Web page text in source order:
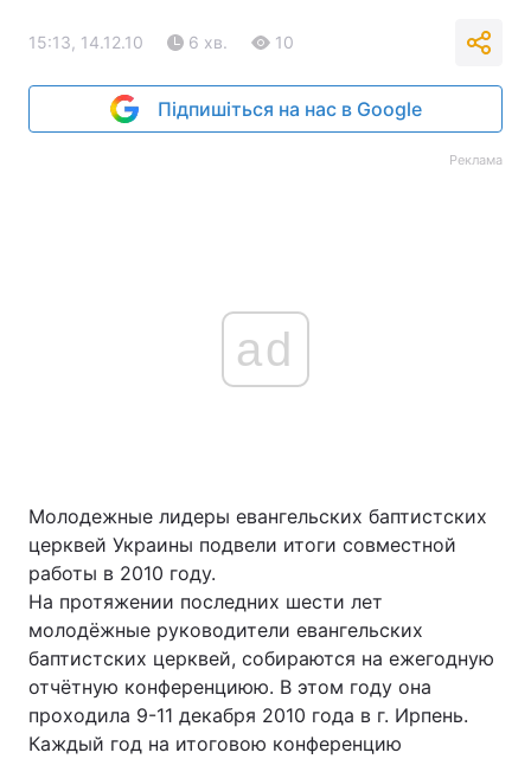
15:13, 14.12.10 6 хв. 10
Підпишіться на нас в Google
Реклама
ad
Молодежные лидеры евангельских баптистских
церквей Украины подвели итоги совместной
работы в 2010 году.
На протяжении последних шести лет
молодёжные руководители евангельских
баптистских церквей, собираются на ежегодную
отчётную конференциюю. В этом году она
проходила 9-11 декабря 2010 года в г. Ирпень.
Каждый год на итоговою конференцию